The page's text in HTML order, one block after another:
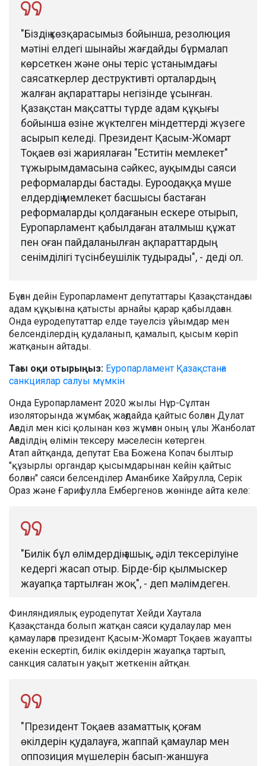
"Біздің көзқарасымыз бойынша, резолюция
мәтіні елдегі шынайы жағдайды бұрмалап
көрсеткен және оны теріс ұстанымдағы
саясаткерлер деструктивті орталардың
жалған ақпараттары негізінде ұсынған.
Қазақстан мақсатты түрде адам құқығы
бойынша өзіне жүктелген міндеттерді жүзеге
асырып келеді. Президент Қасым-Жомарт
Тоқаев өзі жариялаған "Еститін мемлекет"
тұжырымдамасына сәйкес, ауқымды саяси
реформаларды бастады. Еуроодаққа мүше
елдердің мемлекет басшысы бастаған
реформаларды қолдағанын ескере отырып,
Еуропарламент қабылдаған аталмыш құжат
пен оған пайдаланылған ақпараттардың
сенімділігі түсінбеушілік тудырады", - деді ол.
Бұған дейін Еуропарламент депутаттары Қазақстандағы
адам құқығына қатысты арнайы қарар қабылдаған.
Онда еуродепутаттар елде тәуелсіз ұйымдар мен
белсенділердің қудаланып, қамалып, қысым көріп
жатқанын айтады.
Тағы оқи отырыңыз: Еуропарламент Қазақстанға
санкциялар салуы мүмкін
Онда Еуропарламент 2020 жылы Нұр-Сұлтан
изоляторында жұмбақ жағдайда қайтыс болған Дулат
Ағаділ мен кісі қолынан көз жұмған оның ұлы Жанболат
Ағаділдің өлімін тексеру мәселесін көтерген.
Атап айтқанда, депутат Ева Божена Копач былтыр
"құзырлы органдар қысымдарынан кейін қайтыс
болған" саяси белсенділер Аманбике Хайрулла, Серік
Ораз және Ғарифулла Ембергенов жөнінде айта келе:
"Билік бұл өлімдердің ашық, әділ тексерілуіне
кедергі жасап отыр. Бірде-бір қылмыскер
жауапқа тартылған жоқ", - деп мәлімдеген.
Финляндиялық еуродепутат Хейди Хаутала
Қазақстанда болып жатқан саяси қудалаулар мен
қамауларға президент Қасым-Жомарт Тоқаев жауапты
екенін ескертіп, билік өкілдерін жауапқа тартып,
санкция салатын уақыт жеткенін айтқан.
"Президент Тоқаев азаматтық қоғам
өкілдерін қудалауға, жаппай қамаулар мен
оппозиция мүшелерін басып-жаншуға